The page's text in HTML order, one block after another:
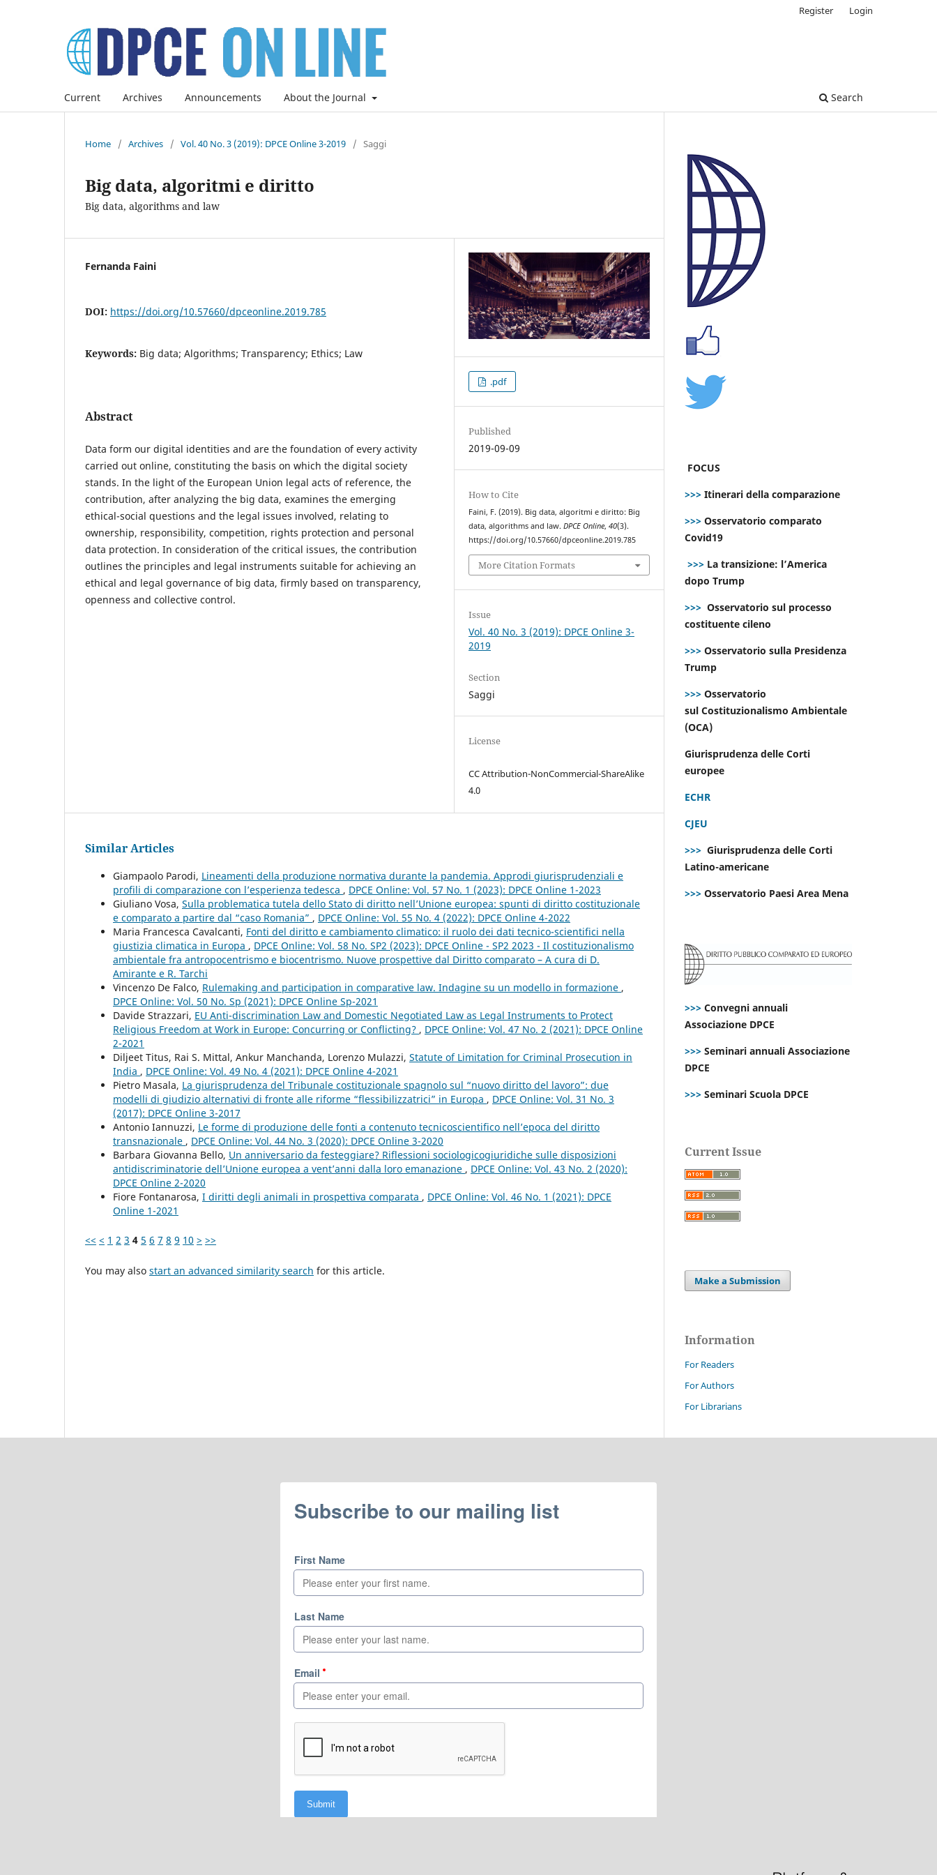
Current Archives Announcements About the Journal Search
Register Login
Home / Archives / Vol. 40 No. 3 (2019): DPCE Online 3-2019 / Saggi
Big data, algoritmi e diritto
Big data, algorithms and law
Fernanda Faini
DOI: https://doi.org/10.57660/dpceonline.2019.785
Keywords: Big data; Algorithms; Transparency; Ethics; Law
Abstract
Data form our digital identities and are the foundation of every activity
carried out online, constituting the basis on which the digital society
stands. In the light of the European Union legal acts of reference, the
contribution, after analyzing the big data, examines the emerging
ethical-social questions and the legal issues involved, relating to
ownership, responsibility, competition, rights protection and personal
data protection. In consideration of the critical issues, the contribution
outlines the principles and legal instruments suitable for achieving an
ethical and legal governance of big data, firmly based on transparency,
openness and collective control.
.pdf
Published
2019-09-09
How to Cite
Faini, F. (2019). Big data, algoritmi e diritto: Big
data, algorithms and law.DPCE Online,40(3).
https://doi.org/10.57660/dpceonline.2019.785
More Citation Formats
Issue
Vol. 40 No. 3 (2019): DPCE Online 3-
2019
Section
Saggi
License
CC Attribution-NonCommercial-ShareAlike
4.0
Similar Articles
Giampaolo Parodi, Lineamenti della produzione normativa durante la pandemia. Approdi giurisprudenziali e
profili di comparazione con l’esperienza tedesca , DPCE Online: Vol. 57 No. 1 (2023): DPCE Online 1-2023
Giuliano Vosa, Sulla problematica tutela dello Stato di diritto nell’Unione europea: spunti di diritto costituzionale
e comparato a partire dal “caso Romania” , DPCE Online: Vol. 55 No. 4 (2022): DPCE Online 4-2022
Maria Francesca Cavalcanti, Fonti del diritto e cambiamento climatico: il ruolo dei dati tecnico-scientifici nella
giustizia climatica in Europa , DPCE Online: Vol. 58 No. SP2 (2023): DPCE Online - SP2 2023 - Il costituzionalismo
ambientale fra antropocentrismo e biocentrismo. Nuove prospettive dal Diritto comparato – A cura di D.
Amirante e R. Tarchi
Vincenzo De Falco, Rulemaking and participation in comparative law. Indagine su un modello in formazione ,
DPCE Online: Vol. 50 No. Sp (2021): DPCE Online Sp-2021
Davide Strazzari, EU Anti-discrimination Law and Domestic Negotiated Law as Legal Instruments to Protect
Religious Freedom at Work in Europe: Concurring or Conflicting? , DPCE Online: Vol. 47 No. 2 (2021): DPCE Online
2-2021
Diljeet Titus, Rai S. Mittal, Ankur Manchanda, Lorenzo Mulazzi, Statute of Limitation for Criminal Prosecution in
India , DPCE Online: Vol. 49 No. 4 (2021): DPCE Online 4-2021
Pietro Masala, La giurisprudenza del Tribunale costituzionale spagnolo sul “nuovo diritto del lavoro”: due
modelli di giudizio alternativi di fronte alle riforme “flessibilizzatrici” in Europa , DPCE Online: Vol. 31 No. 3
(2017): DPCE Online 3-2017
Antonio Iannuzzi, Le forme di produzione delle fonti a contenuto tecnicoscientifico nell’epoca del diritto
transnazionale , DPCE Online: Vol. 44 No. 3 (2020): DPCE Online 3-2020
Barbara Giovanna Bello, Un anniversario da festeggiare? Riflessioni sociologicogiuridiche sulle disposizioni
antidiscriminatorie dell’Unione europea a vent’anni dalla loro emanazione , DPCE Online: Vol. 43 No. 2 (2020):
DPCE Online 2-2020
Fiore Fontanarosa, I diritti degli animali in prospettiva comparata , DPCE Online: Vol. 46 No. 1 (2021): DPCE
Online 1-2021
<< < 1 2 3 4 5 6 7 8 9 10 > >>
You may also start an advanced similarity search for this article.
FOCUS
>>> Itinerari della comparazione
>>> Osservatorio comparato
Covid19
>>> La transizione: l’America
dopo Trump
>>> Osservatorio sul processo
costituente cileno
>>> Osservatorio sulla Presidenza
Trump
>>> Osservatorio
sul Costituzionalismo Ambientale
(OCA)
Giurisprudenza delle Corti
europee
ECHR
CJEU
>>> Giurisprudenza delle Corti
Latino-americane
>>> Osservatorio Paesi Area Mena
>>> Convegni annuali
Associazione DPCE
>>> Seminari annuali Associazione
DPCE
>>> Seminari Scuola DPCE
Current Issue
Make a Submission
Information
For Readers
For Authors
For Librarians